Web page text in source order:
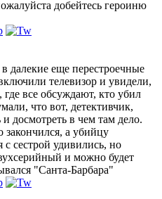
добейтесь героиню
далекие еще перестроечные
телевизор и увидели,
все обсуждают, кто убил
что вот, детективчик,
досмотреть в чем там дело.
а убийцу
сестрой удивились, но
и можно будет
"Санта-Барбара"